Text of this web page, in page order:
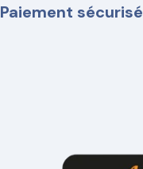
Paiement sécurisé